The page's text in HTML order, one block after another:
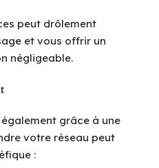
peut drôlement
et vous offrir un
négligeable.
grâce à une
votre réseau peut
: